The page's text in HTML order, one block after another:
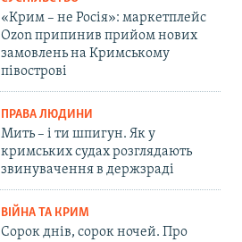
«Крим – не Росія»: маркетплейс
Ozon припинив прийом нових
замовлень на Кримському
півострові
ПРАВА ЛЮДИНИ
Мить – і ти шпигун. Як у
кримських судах розглядають
звинувачення в держзраді
ВІЙНА ТА КРИМ
Сорок днів, сорок ночей. Про